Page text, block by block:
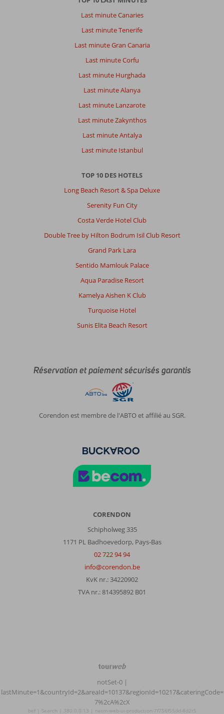
Last minute Canaries
Last minute Tenerife
Last minute Gran Canaria
Last minute Corfu
Last minute Hurghada
Last minute Alanya
Last minute Lanzarote
Last minute Zakynthos
Last minute Antalya
Last minute Istanbul
TOP 10 DES HOTELS
Long Beach Resort & Spa Deluxe
Serenity Fun City
Costa Verde Hotel Club
Double Tree by Hilton Bodrum Isil Club Resort
Grand Park Lara
Sentido Mamlouk Palace
Aqua Paradise Resort
Kamelya Aishen K Club
Turquoise Hotel
Sunis Elita Beach Resort
Réservation et paiement sécurisés garantis
Corendon est membre de l'ABTO et affilié au SGR.
CORENDON
Schipholweg 335
1171 PL Badhoevedorp, Pays-Bas
02 722 94 94
info@corendon.be
KvK nr.: 34220902
TVA nr.: 814395892 B01
TourWeb
©
NetMatch
notSet-0 |
lastMinute=1&countryId=2&areaId=10137&regionId=10217&cateringCode=
7%2cA%2cX
bef | Search | 380.0.0.13 | netm-web-ui-production-7f756f55dd-8d2r5